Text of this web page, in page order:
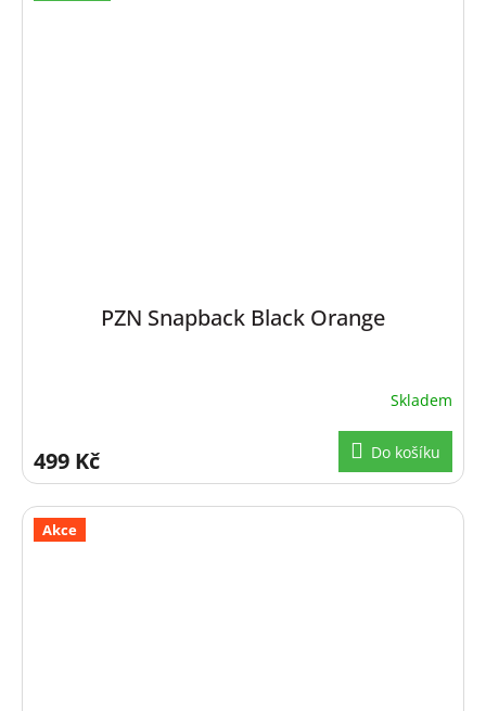
PZN Snapback Black Orange
Skladem
499 Kč Do košíku
Akce